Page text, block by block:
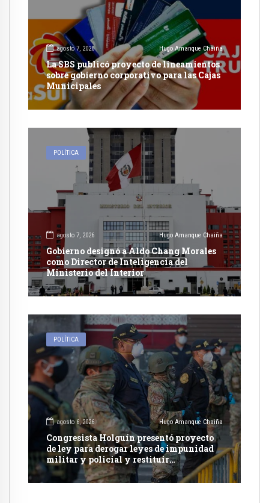
agosto 7, 2026 Hugo Amanque Chaiña
La SBS publicó proyecto de lineamientos
sobre gobierno corporativo para las Cajas
Municipales
POLÍTICA
agosto 7, 2026 Hugo Amanque Chaiña
Gobierno designó a Aldo Chang Morales
como Director de Inteligencia del
Ministerio del Interior
POLÍTICA
agosto 6, 2026 Hugo Amanque Chaiña
Congresista Holguín presentó proyecto
de ley para derogar leyes de impunidad
militar y policial y restituir
competencia de justicia ordinaria